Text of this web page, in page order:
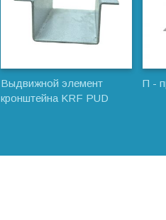
Выдвижной элемент
кронштейна KRF PUD
П -